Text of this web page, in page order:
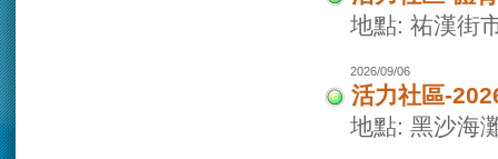
地點: 祐漢街
2026/09/06
活力社區-
地點: 黑沙海